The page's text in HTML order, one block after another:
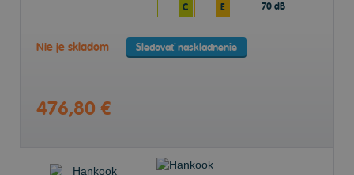
C E 70 dB
Nie je skladom Sledovať naskladnenie
476,80 €